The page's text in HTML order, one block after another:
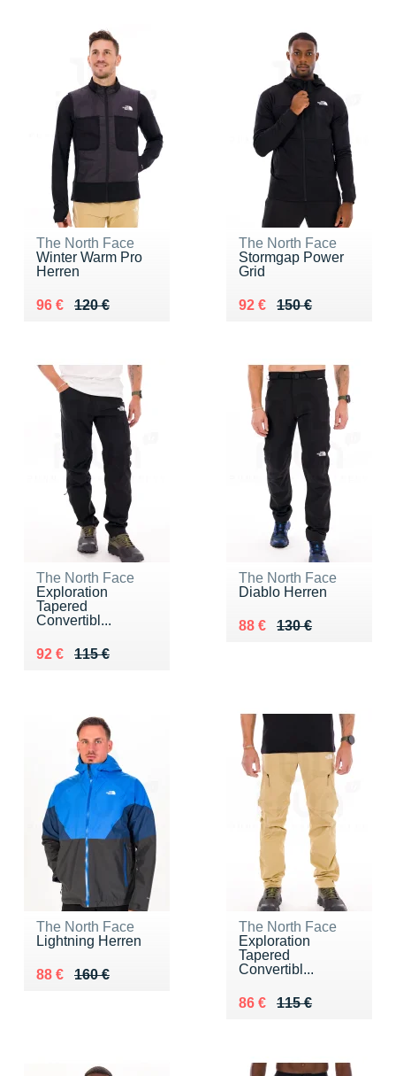
The North Face
Winter Warm Pro
Herren
120 €
Au lieu de 120 €
96 €
Vendu 96 €
The North Face
Stormgap Power
Grid
150 €
Au lieu de 150 €
92 €
Vendu 92 €
The North Face
Exploration
Tapered
Convertibl...
115 €
Au lieu de 115 €
92 €
Vendu 92 €
The North Face
Diablo Herren
130 €
Au lieu de 130 €
88 €
Vendu 88 €
The North Face
Lightning Herren
160 €
Au lieu de 160 €
88 €
Vendu 88 €
The North Face
Exploration
Tapered
Convertibl...
115 €
Au lieu de 115 €
86 €
Vendu 86 €